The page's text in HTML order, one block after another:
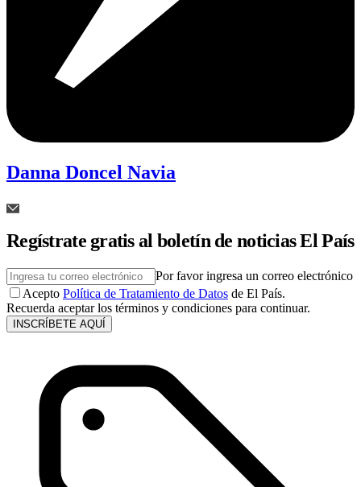
Danna Doncel Navia
Regístrate gratis al boletín de noticias El País
Por favor ingresa un correo electrónico
Acepto Política de Tratamiento de Datos de El País.
Recuerda aceptar los términos y condiciones para continuar.
INSCRÍBETE AQUÍ